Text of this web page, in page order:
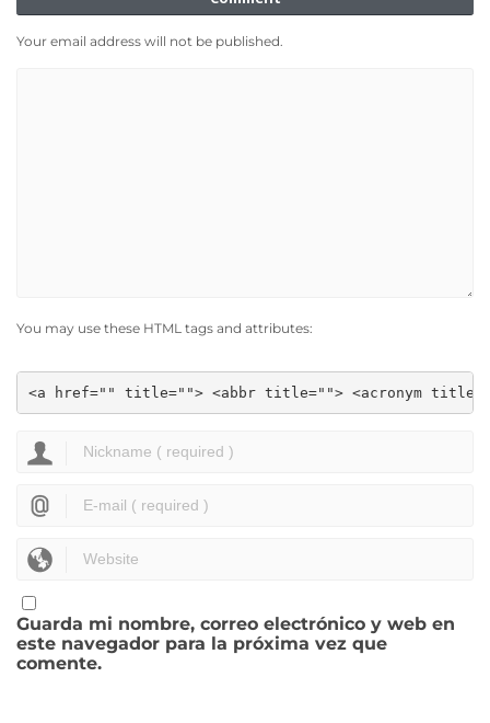
Your email address will not be published.
You may use these HTML tags and attributes:
<a href="" title=""> <abbr title=""> <acronym
Guarda mi nombre, correo electrónico y web en
este navegador para la próxima vez que
comente.